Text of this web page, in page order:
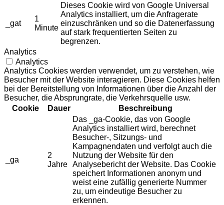
_gat
1
Minute
Dieses Cookie wird von Google Universal
Analytics installiert, um die Anfragerate
einzuschränken und so die Datenerfassung
auf stark frequentierten Seiten zu
begrenzen.
Analytics
Analytics
Analytics Cookies werden verwendet, um zu verstehen, wie
Besucher mit der Website interagieren. Diese Cookies helfen
bei der Bereitstellung von Informationen über die Anzahl der
Besucher, die Absprungrate, die Verkehrsquelle usw.
Cookie
Dauer Beschreibung
_ga
2
Jahre
Das _ga-Cookie, das von Google
Analytics installiert wird, berechnet
Besucher-, Sitzungs- und
Kampagnendaten und verfolgt auch die
Nutzung der Website für den
Analysebericht der Website. Das Cookie
speichert Informationen anonym und
weist eine zufällig generierte Nummer
zu, um eindeutige Besucher zu
erkennen.